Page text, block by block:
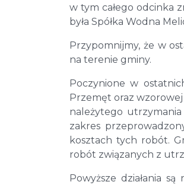
w tym całego odcinka
była Spółka Wodna
Przypomnijmy, że w
na terenie gminy.
Poczynione w
Przemęt oraz
należytego
zakres
kosztach tych robót.
robót związanych z
Powyższe działania